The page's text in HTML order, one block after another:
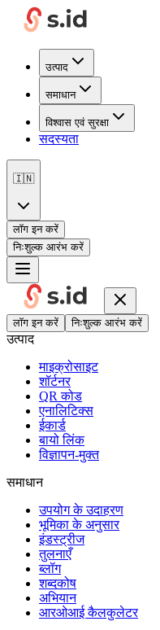
उत्पाद
समाधान
विश्वास एवं सुरक्षा
सदस्यता
🇮🇳
लॉग इन करें
निःशुल्क आरंभ करें
लॉग इन करें निःशुल्क आरंभ करें
उत्पाद
माइक्रोसाइट
शॉर्टनर
QR कोड
एनालिटिक्स
ईकार्ड
बायो लिंक
विज्ञापन-मुक्त
समाधान
उपयोग के उदाहरण
भूमिका के अनुसार
इंडस्ट्रीज
तुलनाएँ
ब्लॉग
शब्दकोष
अभियान
आरओआई कैलकुलेटर